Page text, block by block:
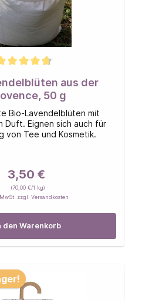
aus der
50 g
Bio-Lavendelblüten mit
Duft. Eignen sich auch für
von Tee und Kosmetik.
3,50 €
(70,00 €/1 kg)
zzgl. Versandkosten
den Warenkorb